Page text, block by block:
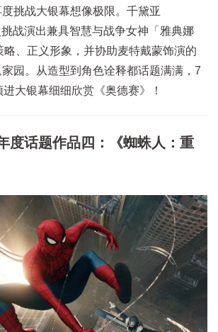
挑战大银幕想像极限。千黛亚
挑战演出兼具智慧与战争女神「雅典娜
、正义形象，并协助麦特戴蒙饰演的
家园。从造型到角色诠释都话题满满，7
大银幕细细欣赏《奥德赛》！
度话题作品四：《蜘蛛人：重